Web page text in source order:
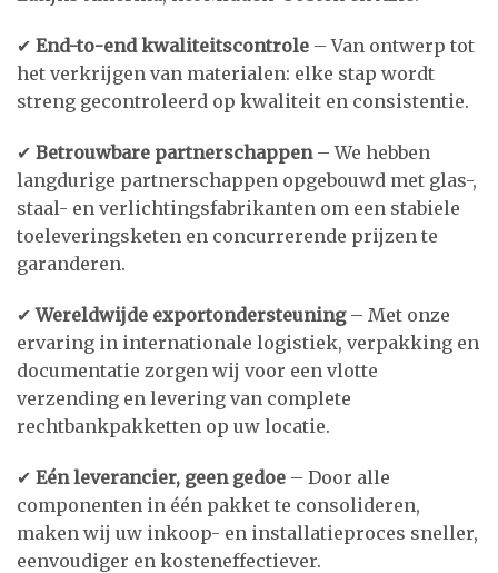
✔ End-to-end kwaliteitscontrole – Van ontwerp tot
het verkrijgen van materialen: elke stap wordt
streng gecontroleerd op kwaliteit en consistentie.
✔ Betrouwbare partnerschappen– We hebben
langdurige partnerschappen opgebouwd met glas-,
staal- en verlichtingsfabrikanten om een stabiele
toeleveringsketen en concurrerende prijzen te
garanderen.
✔Wereldwijde exportondersteuning– Met onze
ervaring in internationale logistiek, verpakking en
documentatie zorgen wij voor een vlotte
verzending en levering van complete
rechtbankpakketten op uw locatie.
✔ Eén leverancier, geen gedoe – Door alle
componenten in één pakket te consolideren,
maken wij uw inkoop- en installatieproces sneller,
eenvoudiger en kosteneffectiever.